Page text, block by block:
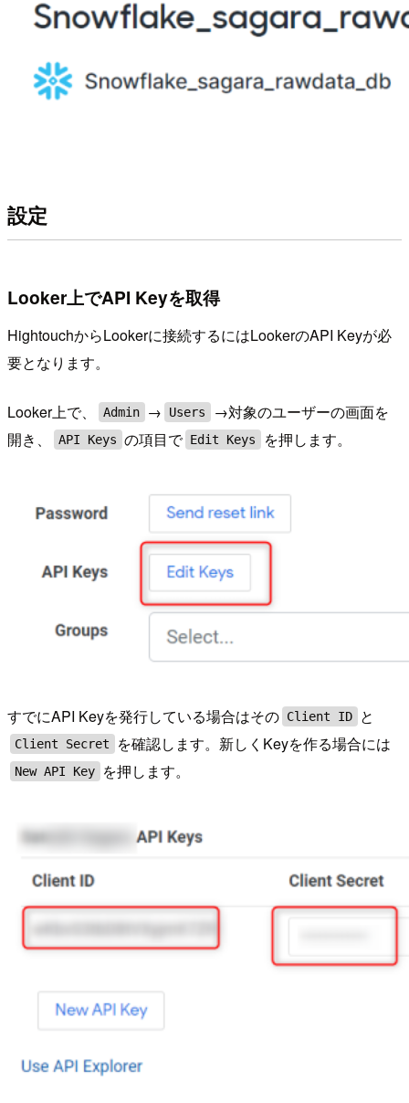
設定
Looker上でAPI Keyを取得
HightouchからLookerに接続するにはLookerのAPI Keyが必
要となります。
Looker上で、 Admin → Users
→対象のユーザーの画面を
開き、
API Keys の項目で Edit Keys を押します。
すでにAPI Keyを発行している場合はその Client ID と
Client Secret を確認します。新しくKeyを作る場合には
New API Key を押します。